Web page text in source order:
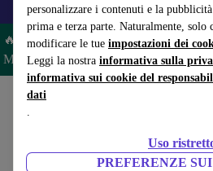
personalizzare i contenuti e la
prima e terza parte. Naturalmente, solo
modificare le tue impostazioni dei
Leggi la nostra informativa sulla
informativa sui cookie del
dati
.
Uso
PREFERENZE
🎒 Back to school Smartphone Portatili
🔥 Risparmia il 5% IN PIÙ su
MACPAD5 –Condizioni
Home
Dell Latitude 5420 | i5-
1135G7 | 14"